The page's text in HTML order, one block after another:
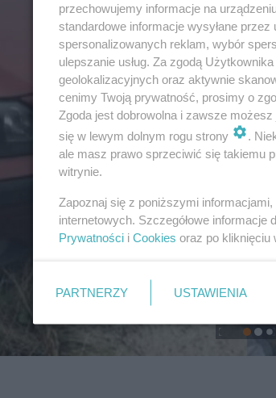
przechowujemy informacje na
standardowe informacje wysyłane
spersonalizowanych reklam, wybór
ulepszanie usług. Za zgodą
geolokalizacyjnych oraz aktywnie
cenimy Twoją prywatność, prosimy o
Zgoda jest dobrowolna i zawsze
się w lewym dolnym rogu strony
.
ale masz prawo sprzeciwić się takiemu
witrynie.
Zapoznaj się z poniższymi
internetowych. Szczegółowe
Prywatności i Cookies oraz po kliknięciu
PARTNERZY USTAWIENIA